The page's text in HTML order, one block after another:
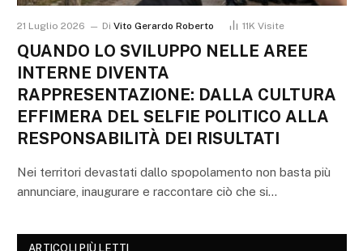
21 Luglio 2026 Di Vito Gerardo Roberto 11K Visite
QUANDO LO SVILUPPO NELLE AREE
INTERNE DIVENTA
RAPPRESENTAZIONE: DALLA CULTURA
EFFIMERA DEL SELFIE POLITICO ALLA
RESPONSABILITÀ DEI RISULTATI
Nei territori devastati dallo spopolamento non basta più
annunciare, inaugurare e raccontare ciò che si…
ARTICOLI PIÙ LETTI